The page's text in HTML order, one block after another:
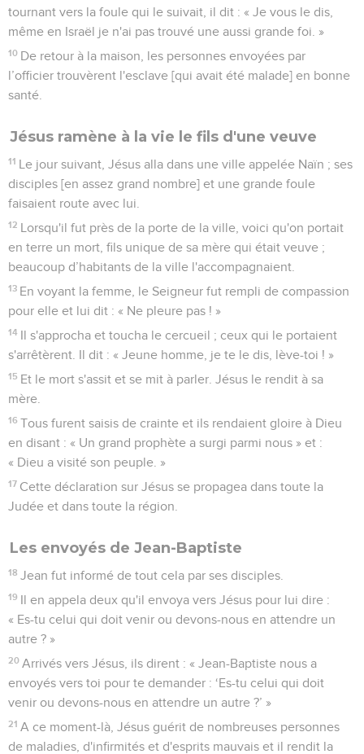
tournant vers la foule qui le suivait, il dit : « Je vous le dis,
même en Israël je n'ai pas trouvé une aussi grande foi. »
10 De retour à la maison, les personnes envoyées par
l’officier trouvèrent l'esclave [qui avait été malade] en bonne
santé.
Jésus ramène à la vie le fils d'une veuve
11 Le jour suivant, Jésus alla dans une ville appelée Naïn ; ses
disciples [en assez grand nombre] et une grande foule
faisaient route avec lui.
12 Lorsqu'il fut près de la porte de la ville, voici qu'on portait
en terre un mort, fils unique de sa mère qui était veuve ;
beaucoup d’habitants de la ville l'accompagnaient.
13 En voyant la femme, le Seigneur fut rempli de compassion
pour elle et lui dit : « Ne pleure pas ! »
14 Il s'approcha et toucha le cercueil ; ceux qui le portaient
s'arrêtèrent. Il dit : « Jeune homme, je te le dis, lève-toi ! »
15 Et le mort s'assit et se mit à parler. Jésus le rendit à sa
mère.
16 Tous furent saisis de crainte et ils rendaient gloire à Dieu
en disant : « Un grand prophète a surgi parmi nous » et :
« Dieu a visité son peuple. »
17 Cette déclaration sur Jésus se propagea dans toute la
Judée et dans toute la région.
Les envoyés de Jean-Baptiste
18 Jean fut informé de tout cela par ses disciples.
19 Il en appela deux qu'il envoya vers Jésus pour lui dire :
« Es-tu celui qui doit venir ou devons-nous en attendre un
autre ? »
20 Arrivés vers Jésus, ils dirent : « Jean-Baptiste nous a
envoyés vers toi pour te demander : ‘Es-tu celui qui doit
venir ou devons-nous en attendre un autre ?’ »
21 A ce moment-là, Jésus guérit de nombreuses personnes
de maladies, d'infirmités et d'esprits mauvais et il rendit la